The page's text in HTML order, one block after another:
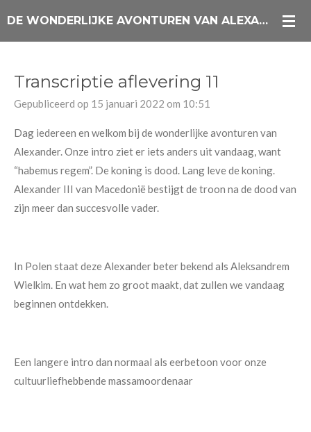
Ga
hoofdinhoud
DE WONDERLIJKE AVONTUREN VAN ALEXANDER DE GROTE PODCAST
Transcriptie aflevering 11
Gepubliceerd op 15 januari 2022 om 10:51
Dag iedereen en welkom bij de wonderlijke avonturen van
Alexander. Onze intro ziet er iets anders uit vandaag, want
“habemus regem”. De koning is dood. Lang leve de koning.
Alexander III van Macedonië bestijgt de troon na de dood van
zijn meer dan succesvolle vader.
In Polen staat deze Alexander beter bekend als Aleksandrem
Wielkim. En wat hem zo groot maakt, dat zullen we vandaag
beginnen ontdekken.
Een langere intro dan normaal als eerbetoon voor onze
cultuurliefhebbende massamoordenaar